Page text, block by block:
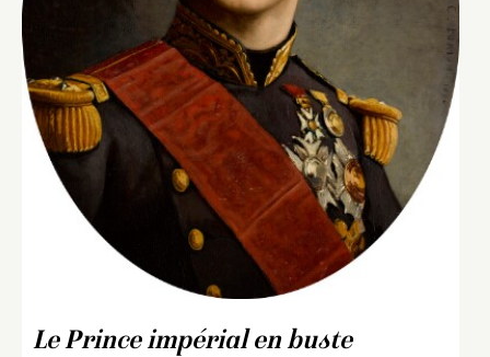
Le Prince impérial en buste